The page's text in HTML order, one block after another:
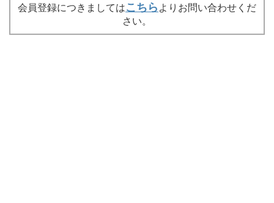
会員登録につきましてはこちら よりお問い合わせくだ
さい。